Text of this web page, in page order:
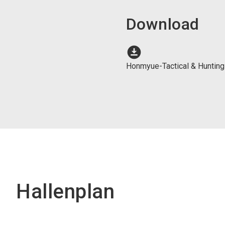
Download
download_for_offline
Honmyue-Tactical &
Hallenplan